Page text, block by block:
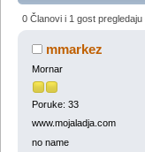
0 Članovi i 1 gost pregledaju
mmarkez
Mornar
Poruke: 33
www.mojaladja.com
no name